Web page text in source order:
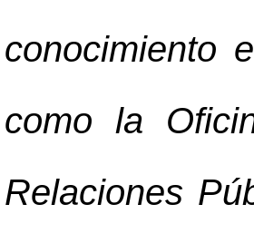
conocimiento
como la
Relaciones